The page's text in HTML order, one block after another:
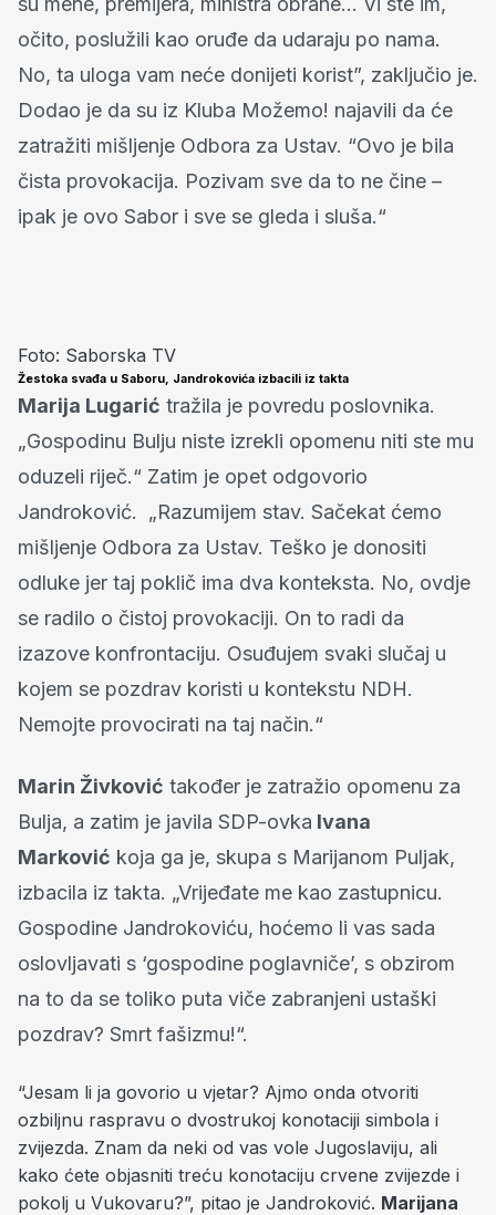
očito, poslužili kao oruđe da udaraju po nama.
No, ta uloga vam neće donijeti korist”, zaključio je.
Dodao je da su iz Kluba Možemo! najavili da će
zatražiti mišljenje Odbora za Ustav. “Ovo je bila
čista provokacija. Pozivam sve da to ne čine –
ipak je ovo Sabor i sve se gleda i sluša.“
Foto: Saborska TV
Žestoka svađa u Saboru, Jandrokovića izbacili iz takta
Marija Lugarić tražila je povredu poslovnika.
„Gospodinu Bulju niste izrekli opomenu niti ste mu
oduzeli riječ.“ Zatim je opet odgovorio
Jandroković. „Razumijem stav. Sačekat ćemo
mišljenje Odbora za Ustav. Teško je donositi
odluke jer taj poklič ima dva konteksta. No, ovdje
se radilo o čistoj provokaciji. On to radi da
izazove konfrontaciju. Osuđujem svaki slučaj u
kojem se pozdrav koristi u kontekstu NDH.
Nemojte provocirati na taj način.“
Marin Živković također je zatražio opomenu za
Bulja, a zatim je javila SDP-ovka Ivana
Marković koja ga je, skupa s Marijanom Puljak,
izbacila iz takta. „Vrijeđate me kao zastupnicu.
Gospodine Jandrokoviću, hoćemo li vas sada
oslovljavati s ‘gospodine poglavniče’, s obzirom
na to da se toliko puta viče zabranjeni ustaški
pozdrav? Smrt fašizmu!“.
“Jesam li ja govorio u vjetar? Ajmo onda otvoriti
ozbiljnu raspravu o dvostrukoj konotaciji simbola i
zvijezda. Znam da neki od vas vole Jugoslaviju, ali
kako ćete objasniti treću konotaciju crvene zvijezde i
pokolj u Vukovaru?”, pitao je Jandroković. Marijana